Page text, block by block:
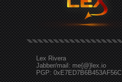
Lex Rivera
Jabber/mail: me{@}lex.io
PGP: 0xE7ED7B6B453AF56C